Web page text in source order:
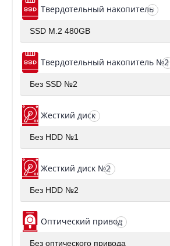
Твердотельный накопитель?
SSD M.2 480GB
Твердотельный накопитель №2?
Без SSD №2
Жесткий диск?
Без HDD №1
Жесткий диск №2?
Без HDD №2
Оптический привод?
Без оптического привода